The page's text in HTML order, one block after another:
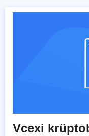
Vcexi